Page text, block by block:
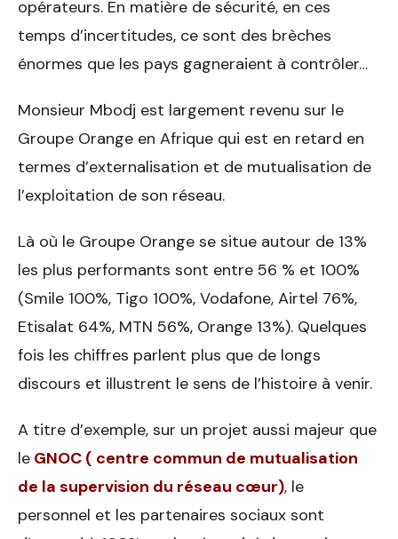
opérateurs. En matière de sécurité, en ces
temps d’incertitudes, ce sont des brèches
énormes que les pays gagneraient à contrôler…
Monsieur Mbodj est largement revenu sur le
Groupe Orange en Afrique qui est en retard en
termes d’externalisation et de mutualisation de
l’exploitation de son réseau.
Là où le Groupe Orange se situe autour de 13%
les plus performants sont entre 56 % et 100%
(Smile 100%, Tigo 100%, Vodafone, Airtel 76%,
Etisalat 64%, MTN 56%, Orange 13%). Quelques
fois les chiffres parlent plus que de longs
discours et illustrent le sens de l’histoire à venir.
A titre d’exemple, sur un projet aussi majeur que
le GNOC ( centre commun de mutualisation
de la supervision du réseau cœur), le
personnel et les partenaires sociaux sont